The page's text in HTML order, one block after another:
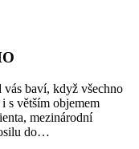
baví, když všechno
s větším objemem
mezinárodní
do…